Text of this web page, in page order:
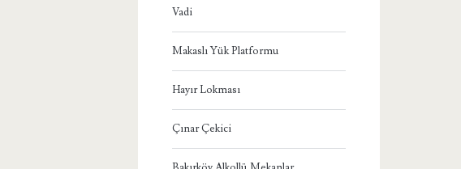
Vadi
Makaslı Yük Platformu
Hayır Lokması
Çınar Çekici